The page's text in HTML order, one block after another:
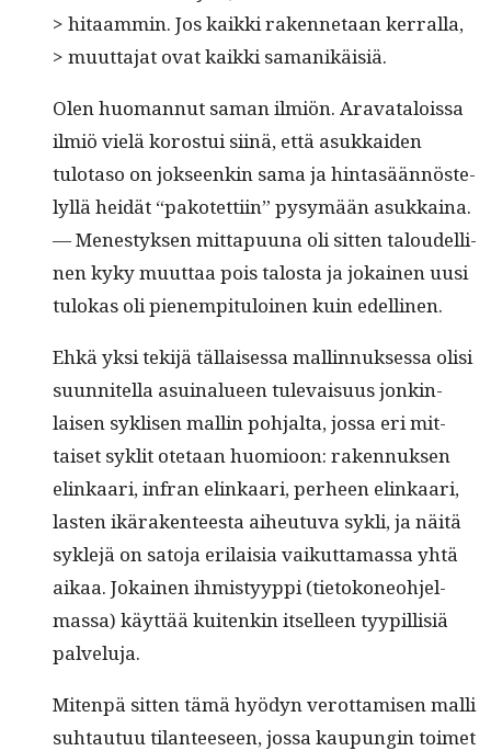
> hitaam­min. Jos kaik­ki raken­netaan kerralla,
> muut­ta­jat ovat kaik­ki samanikäisiä.
Olen huo­man­nut saman ilmiön. Ara­vat­alois­sa
ilmiö vielä koros­tui siinä, että asukkaiden
tulota­so on jok­seenkin sama ja hin­tasään­nöste­
lyl­lä hei­dät “pakotet­ti­in” pysymään asukkaina.
— Men­estyk­sen mit­ta­pu­u­na oli sit­ten taloudelli­
nen kyky muut­taa pois talosta ja jokainen uusi
tulokas oli pienem­pit­u­loinen kuin edellinen.
Ehkä yksi tek­i­jä täl­laises­sa mallinnuk­ses­sa olisi
suun­nitel­la asuinalueen tule­vaisu­us jonkin­
laisen syk­lisen mallin poh­jal­ta, jos­sa eri mit­
taiset syk­lit ote­taan huomioon: raken­nuk­sen
elinkaari, infran elinkaari, per­heen elinkaari,
las­ten ikärak­en­teesta aiheutu­va syk­li, ja näitä
syk­le­jä on sato­ja eri­laisia vaikut­ta­mas­sa yhtä
aikaa. Jokainen ihmistyyp­pi (tietoko­neo­hjel­
mas­sa) käyt­tää kuitenkin itselleen tyyp­il­lisiä
palveluja.
Miten­pä sit­ten tämä hyö­dyn verot­tamisen malli
suh­tau­tuu tilanteeseen, jos­sa kaupun­gin toimet